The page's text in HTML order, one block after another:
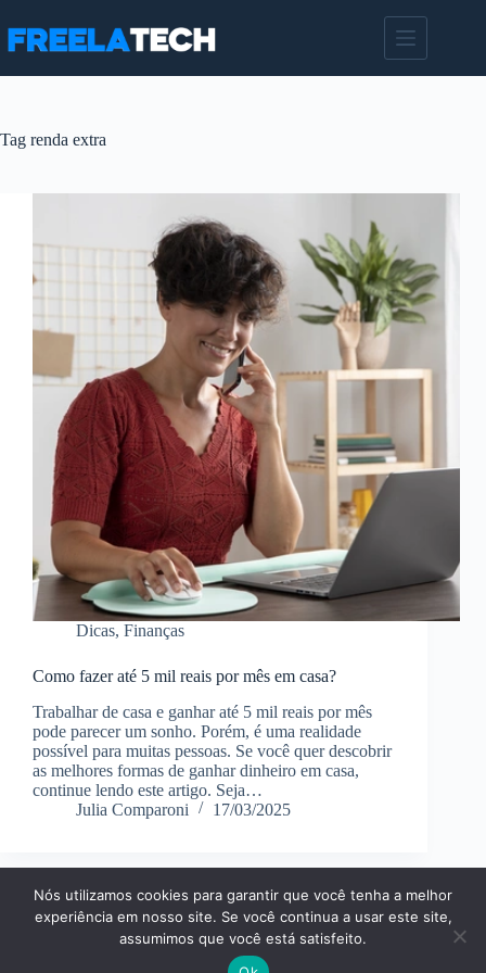
para
Tag renda extra
Dicas, Finanças
Como fazer até 5 mil reais por mês em casa?
Trabalhar de casa e ganhar até 5 mil reais por mês
pode parecer um sonho. Porém, é uma realidade
possível para muitas pessoas. Se você quer descobrir
as melhores formas de ganhar dinheiro em casa,
continue lendo este artigo. Seja…
Julia Comparoni
17/03/2025
Página Inícial Dicas
Aplicativos
Entretenimento
Finanças Notícias
Tecnologia
Política Privacidade
Nós utilizamos cookies para garantir que você tenha a melhor
experiência em nosso site. Se você continua a usar este site,
assumimos que você está satisfeito.